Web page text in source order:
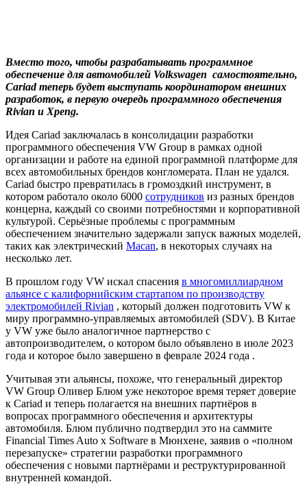
Вместо того, чтобы разрабатывать программное
обеспечение для автомобилей Volkswagen самостоятельно,
Cariad теперь будет выступать координатором внешних
разработок, в первую очередь программного обеспечения
Rivian и Xpeng.
Идея Cariad заключалась в консолидации разработки
программного обеспечения VW Group в рамках одной
организации и работе на единой программной платформе для
всех автомобильных брендов конгломерата. План не удался.
Cariad быстро превратилась в громоздкий инструмент, в
котором работало около 6000 сотрудников из разных брендов
концерна, каждый со своими потребностями и корпоративной
культурой. Серьёзные проблемы с программным
обеспечением значительно задержали запуск важных моделей,
таких как электрический Macan, в некоторых случаях на
несколько лет.
В прошлом году VW искал спасения в многомиллиардном
альянсе с калифорнийским стартапом по производству
электромобилей Rivian , который должен подготовить VW к
миру программно-управляемых автомобилей (SDV). В Китае
у VW уже было аналогичное партнерство с
автопроизводителем, о котором было объявлено в июле 2023
года и которое было завершено в феврале 2024 года .
Учитывая эти альянсы, похоже, что генеральный директор
VW Group Оливер Блюм уже некоторое время теряет доверие
к Cariad и теперь полагается на внешних партнёров в
вопросах программного обеспечения и архитектуры
автомобиля. Блюм публично подтвердил это на саммите
Financial Times Auto x Software в Мюнхене, заявив о «полном
перезапуске» стратегии разработки программного
обеспечения с новыми партнёрами и реструктурированной
внутренней командой.